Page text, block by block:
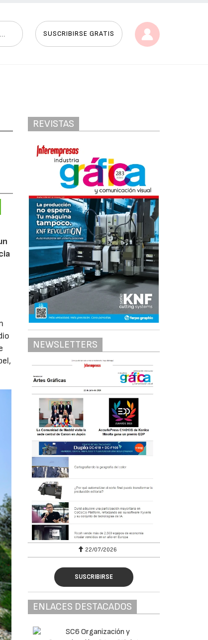
SUSCRIBIRSE GRATIS
REVISTAS
NEWSLETTERS
22/07/2026
SUSCRIBIRSE
ENLACES DESTACADOS